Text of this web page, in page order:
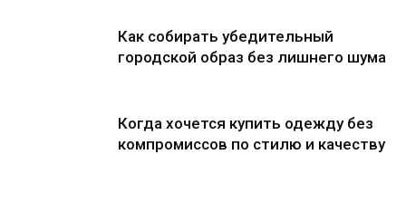
Как собирать убедительный
городской образ без лишнего шума
Когда хочется купить одежду без
компромиссов по стилю и качеству